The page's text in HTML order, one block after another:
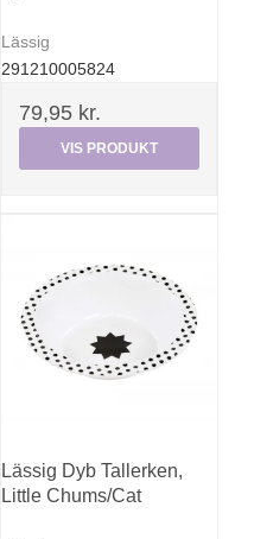
Lässig
291210005824
79,95 kr.
VIS PRODUKT
Lässig Dyb Tallerken,
Little Chums/Cat